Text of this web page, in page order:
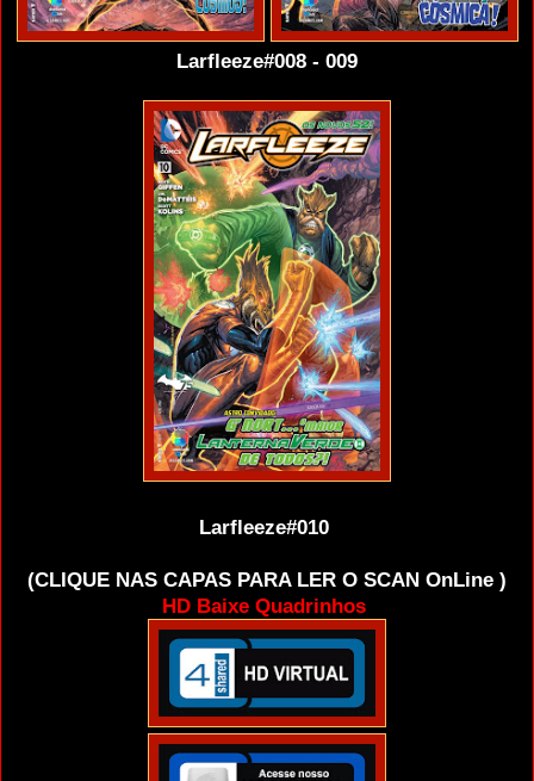
Larfleeze#008 - 009
Larfleeze#010
(CLIQUE NAS CAPAS PARA LER O SCAN OnLine )
HD Baixe Quadrinhos